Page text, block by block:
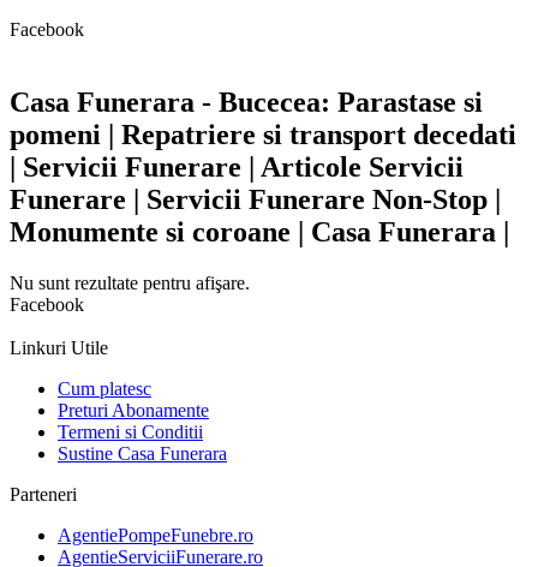
Facebook
Casa Funerara - Bucecea: Parastase si
pomeni | Repatriere si transport decedati
| Servicii Funerare | Articole Servicii
Funerare | Servicii Funerare Non-Stop |
Monumente si coroane | Casa Funerara |
Nu sunt rezultate pentru afişare.
Facebook
Linkuri Utile
Cum platesc
Preturi Abonamente
Termeni si Conditii
Sustine Casa Funerara
Parteneri
AgentiePompeFunebre.ro
AgentieServiciiFunerare.ro